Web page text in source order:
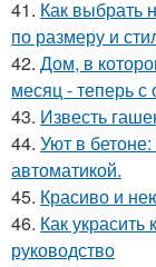
41. Как выбрать
по размеру и
42. Дом, в
месяц - теперь
43. Известь
44. Уют в
автоматикой.
45. Красиво и
46. Как
руководство